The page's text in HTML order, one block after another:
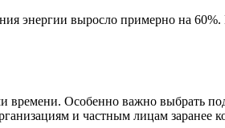
энергии выросло примерно на
времени. Особенно важно выбрать
и частным лицам заранее